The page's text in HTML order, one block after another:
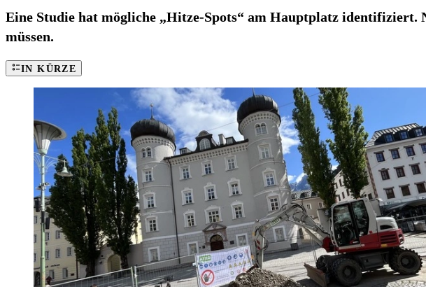
Eine Studie hat mögliche „Hitze-Spots“ am Hauptplatz
müssen.
IN KÜRZE